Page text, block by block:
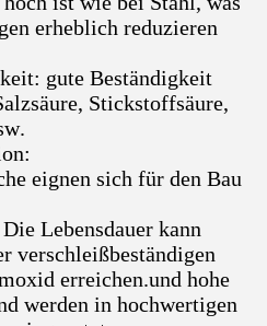
erheblich reduzieren
gute Beständigkeit
Stickstoffsäure,
eignen sich für den Bau
Lebensdauer kann
verschleißbeständigen
erreichen.und hohe
werden in hochwertigen